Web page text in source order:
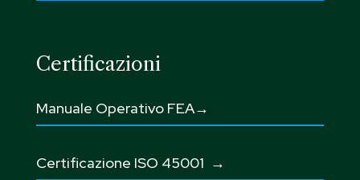
Certificazioni
Manuale Operativo FEA→
Certificazione ISO 45001 →